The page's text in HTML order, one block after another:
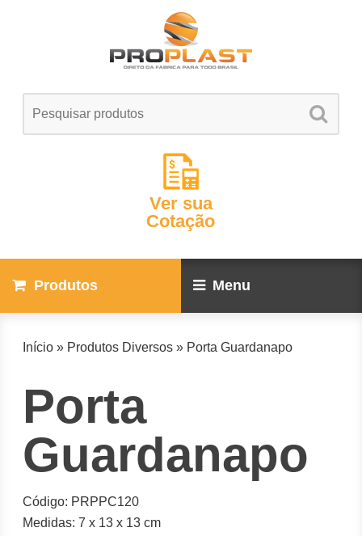
Ver sua
Cotação
Produtos Menu
Início » Produtos Diversos » Porta Guardanapo
Porta
Guardanapo
Código: PRPPC120
Medidas: 7 x 13 x 13 cm